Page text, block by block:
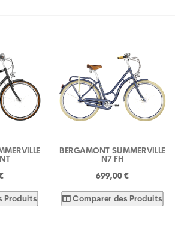
Produits
BERGAMONT SUMMERVILLE
N7 FH
699,00 €
Comparer des Produits